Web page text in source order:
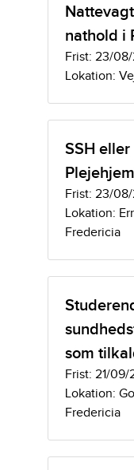
nathold i
Frist: 23/
Lokation:
SSH
Plejehjem
Frist: 23/
Lokation:
Fredericia
som
Frist: 21/09/
Lokation:
Fredericia